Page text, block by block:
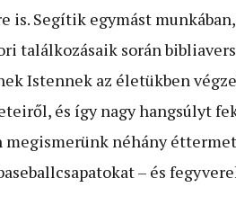
is. Segítik egymást
találkozásaik során
Istennek az életükben
és így nagy hangsúlyt
megismerünk néhány
– és